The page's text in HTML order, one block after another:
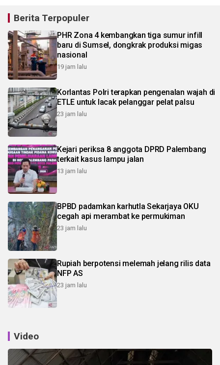
Berita Terpopuler
PHR Zona 4 kembangkan tiga sumur infill
baru di Sumsel, dongkrak produksi migas
nasional
19 jam lalu
Korlantas Polri terapkan pengenalan wajah di
ETLE untuk lacak pelanggar pelat palsu
23 jam lalu
Kejari periksa 8 anggota DPRD Palembang
terkait kasus lampu jalan
13 jam lalu
BPBD padamkan karhutla Sekarjaya OKU
cegah api merambat ke permukiman
23 jam lalu
Rupiah berpotensi melemah jelang rilis data
NFP AS
23 jam lalu
Video